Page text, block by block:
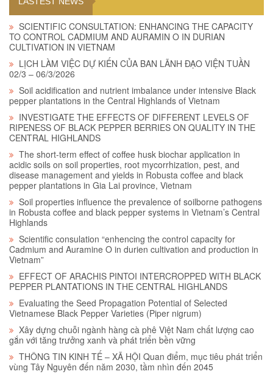
SCIENTIFIC CONSULTATION: ENHANCING THE CAPACITY
TO CONTROL CADMIUM AND AURAMIN O IN DURIAN
CULTIVATION IN VIETNAM
LỊCH LÀM VIỆC DỰ KIẾN CỦA BAN LÃNH ĐẠO VIỆN TUẦN
02/3 – 06/3/2026
Soil acidification and nutrient imbalance under intensive Black
pepper plantations in the Central Highlands of Vietnam
INVESTIGATE THE EFFECTS OF DIFFERENT LEVELS OF
RIPENESS OF BLACK PEPPER BERRIES ON QUALITY IN THE
CENTRAL HIGHLANDS
The short-term effect of coffee husk biochar application in
acidic soils on soil properties, root mycorrhization, pest, and
disease management and yields in Robusta coffee and black
pepper plantations in Gia Lai province, Vietnam
Soil properties influence the prevalence of soilborne pathogens
in Robusta coffee and black pepper systems in Vietnam’s Central
Highlands
Scientific consulation “enhencing the control capacity for
Cadmium and Auramine O in durien cultivation and production in
Vietnam”
EFFECT OF ARACHIS PINTOI INTERCROPPED WITH BLACK
PEPPER PLANTATIONS IN THE CENTRAL HIGHLANDS
Evaluating the Seed Propagation Potential of Selected
Vietnamese Black Pepper Varieties (Piper nigrum)
Xây dựng chuỗi ngành hàng cà phê Việt Nam chất lượng cao
gắn với tăng trưởng xanh và phát triển bền vững
THÔNG TIN KINH TẾ – XÃ HỘI Quan điểm, mục tiêu phát triển
vùng Tây Nguyên đến năm 2030, tầm nhìn đến 2045